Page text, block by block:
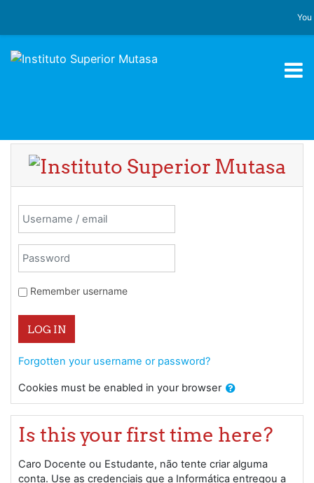
Username / email
Password
Remember username
LOG IN
Forgotten your username or password?
Cookies must be enabled in your browser
Is this your first time here?
Caro Docente ou Estudante, não tente criar alguma
conta. Use as credenciais que a Informática entregou a